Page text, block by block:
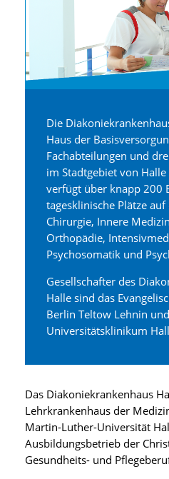
Die
Haus der
Fachabteilungen und
im Stadtgebiet von Halle
verfügt über knapp 200
tagesklinische Plätze
Chirurgie, Innere
Orthopädie,
Psychosomatik und
Gesellschafter des
Halle sind das
Berlin Teltow Lehnin
Universitätsklinikum
Das Diakoniekrankenhaus
Lehrkrankenhaus der
Martin-Luther-Universität
Ausbildungsbetrieb der
Gesundheits- und